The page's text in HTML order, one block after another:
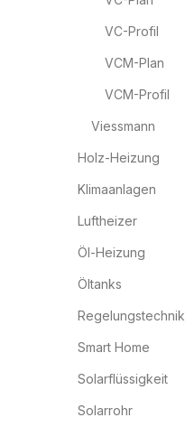
VC-Profil
VCM-Plan
VCM-Profil
Viessmann
Holz-Heizung
Klimaanlagen
Luftheizer
Öl-Heizung
Öltanks
Regelungstechnik
Smart Home
Solarflüssigkeit
Solarrohr